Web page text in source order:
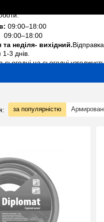
09:00–18:00
09:00–18:00
та неділя- вихідний.
3 днів.
сьогодні на сьогодні
за популярністю